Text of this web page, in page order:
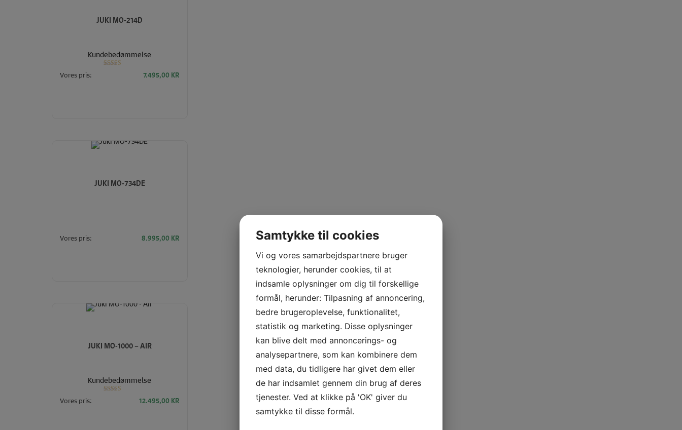
JUKI MO-214D
Kundebedømmelse
Vores pris: 7.495,00 KR
JUKI MO-734DE
Vores pris: 8.995,00 KR
JUKI MO-1000 – AIR
Kundebedømmelse
Vores pris: 12.495,00 KR
Samtykke til cookies
Vi og vores samarbejdspartnere bruger
teknologier, herunder cookies, til at
indsamle oplysninger om dig til forskellige
formål, herunder: Tilpasning af annoncering,
bedre brugeroplevelse, funktionalitet,
statistik og marketing. Disse oplysninger
kan blive delt med annoncerings- og
analysepartnere, som kan kombinere dem
med data, du tidligere har givet dem eller
de har indsamlet gennem din brug af deres
tjenester. Ved at klikke på 'OK' giver du
samtykke til disse formål.